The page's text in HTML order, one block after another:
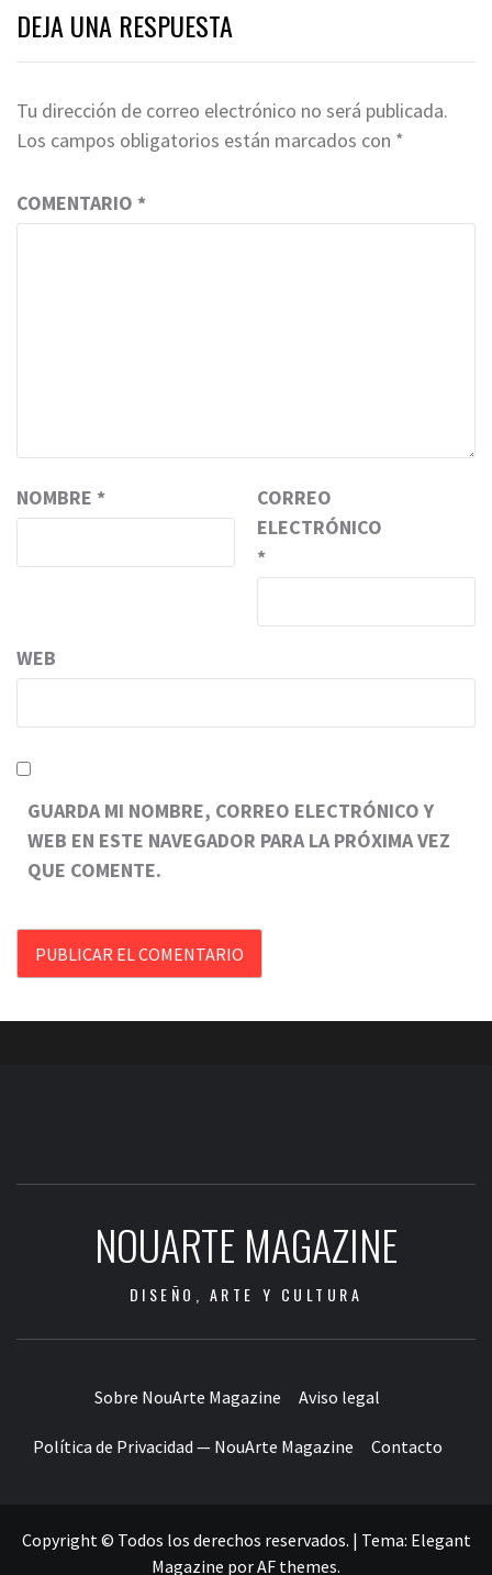
DEJA UNA RESPUESTA
Tu dirección de correo electrónico no será publicada.
Los campos obligatorios están marcados con *
COMENTARIO *
NOMBRE *
CORREO
ELECTRÓNICO
*
WEB
GUARDA MI NOMBRE, CORREO ELECTRÓNICO Y
WEB EN ESTE NAVEGADOR PARA LA PRÓXIMA VEZ
QUE COMENTE.
NOUARTE MAGAZINE
DISEÑO, ARTE Y CULTURA
Sobre NouArte Magazine Aviso legal
Política de Privacidad — NouArte Magazine Contacto
Copyright © Todos los derechos reservados. | Tema: Elegant
Magazine porAF themes.